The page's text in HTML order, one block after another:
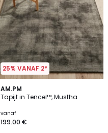
25% VANAF 2*
AM.PM
Tapijt in Tencel™, Mustha
vanaf
199.00 €
3.6
/ 5
6
Kleuren